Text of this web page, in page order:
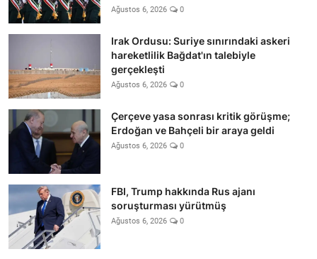
Ağustos 6, 2026 0
Irak Ordusu: Suriye sınırındaki askeri
hareketlilik Bağdat'ın talebiyle
gerçekleşti
Ağustos 6, 2026 0
Çerçeve yasa sonrası kritik görüşme;
Erdoğan ve Bahçeli bir araya geldi
Ağustos 6, 2026 0
FBI, Trump hakkında Rus ajanı
soruşturması yürütmüş
Ağustos 6, 2026 0